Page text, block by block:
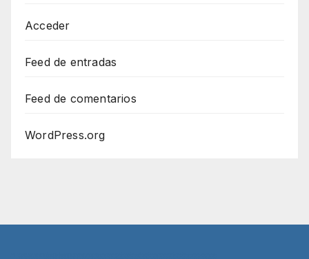
Acceder
Feed de entradas
Feed de comentarios
WordPress.org